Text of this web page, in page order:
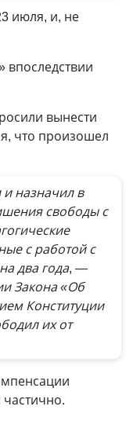
июля, и, не
впоследствии
вынести
что произошел
назначил в
свободы с
с работой с
два года, —
Закона «Об
Конституции
их от